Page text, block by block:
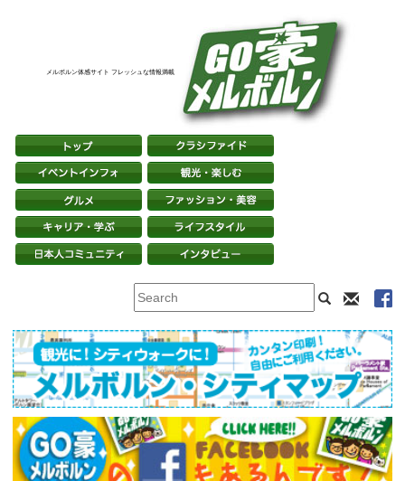
メルボルン体感サイト フレッシュな情報満載